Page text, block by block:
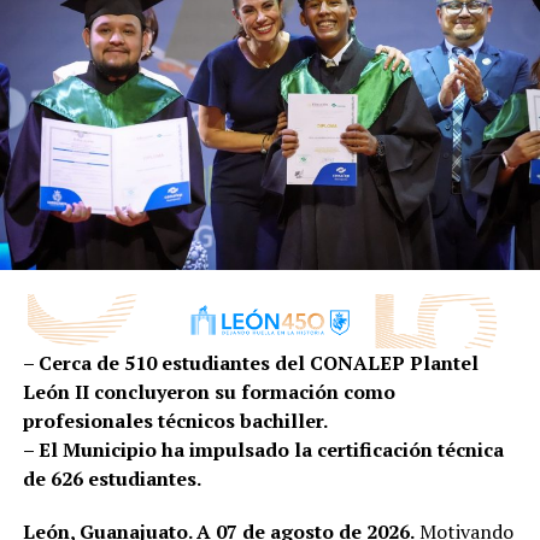
escenarios como:
•Teatro del Bicentenario Roberto •Plasencia Saldaña
•Teatro Estudio
•Auditorio Mateo Herrera
•Jardín de las Jacarandas
•Calzada de las Artes
Además de las presentaciones escénicas, el encuentro
contempla talleres gratuitos con registro previo y
diversas actividades abiertas al público, convirtiéndose
en una excelente oportunidad para acercarse al mundo
del teatro.
FIACmx: diez días para descubrir el arte contemporáneo
Apenas termina el Encuentro Estatal de Teatro y León
continúa celebrando con otro de sus eventos culturales
– Cerca de 510 estudiantes del CONALEP Plantel
León II concluyeron su formación como
profesionales técnicos bachiller.
– El Municipio ha impulsado la certificación técnica
de 626 estudiantes.
León, Guanajuato. A 07 de agosto de 2026.Motivando